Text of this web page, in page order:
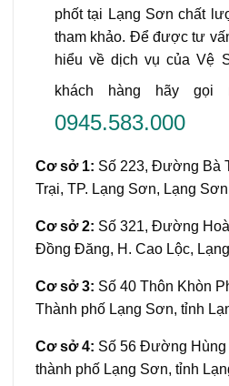
phốt tại Lạng Sơn chất
tham khảo. Để được tư
hiểu về dịch vụ của Vệ
khách hàng hãy gọi
0945.583.000
Cơ sở 1: Số 223, Đường Bà
Trại, TP. Lạng Sơn, Lạng Sơn
Cơ sở 2: Số 321, Đường
Đồng Đăng, H. Cao Lộc,
Cơ sở 3: Số 40 Thôn Khòn
Thành phố Lạng Sơn, tỉnh
Cơ sở 4: Số 56 Đường
thành phố Lạng Sơn, tỉnh